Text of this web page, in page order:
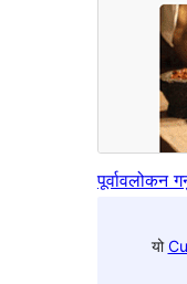
पूर्वावलोकन
यो